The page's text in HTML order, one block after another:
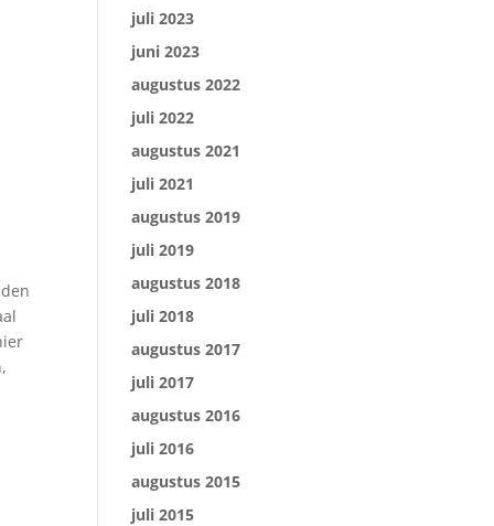
juli 2023
juni 2023
augustus 2022
juli 2022
augustus 2021
juli 2021
augustus 2019
juli 2019
augustus 2018
juli 2018
augustus 2017
juli 2017
augustus 2016
juli 2016
augustus 2015
juli 2015